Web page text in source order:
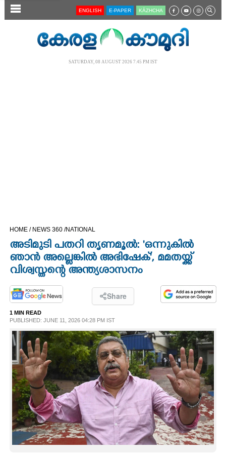
SECTIONS
OPINION
PHOTOS
LIFESTYLE
SPIRITUAL
INFO+
ART
ASTRO
ENGLISH E-PAPER KĀZHCHA
SATURDAY, 08 AUGUST 2026 7.45 PM IST
HOME / NEWS 360 /NATIONAL
അടിമുടി പതറി തൃണമൂൽ: 'ഒന്നുകിൽ
ഞാൻ അല്ലെങ്കിൽ അഭിഷേക്', മമതയ്ക്ക്
വിശ്വസ്തന്റെ അന്ത്യശാസനം
Share
1 MIN READ
PUBLISHED: JUNE 11, 2026 04:28 PM IST